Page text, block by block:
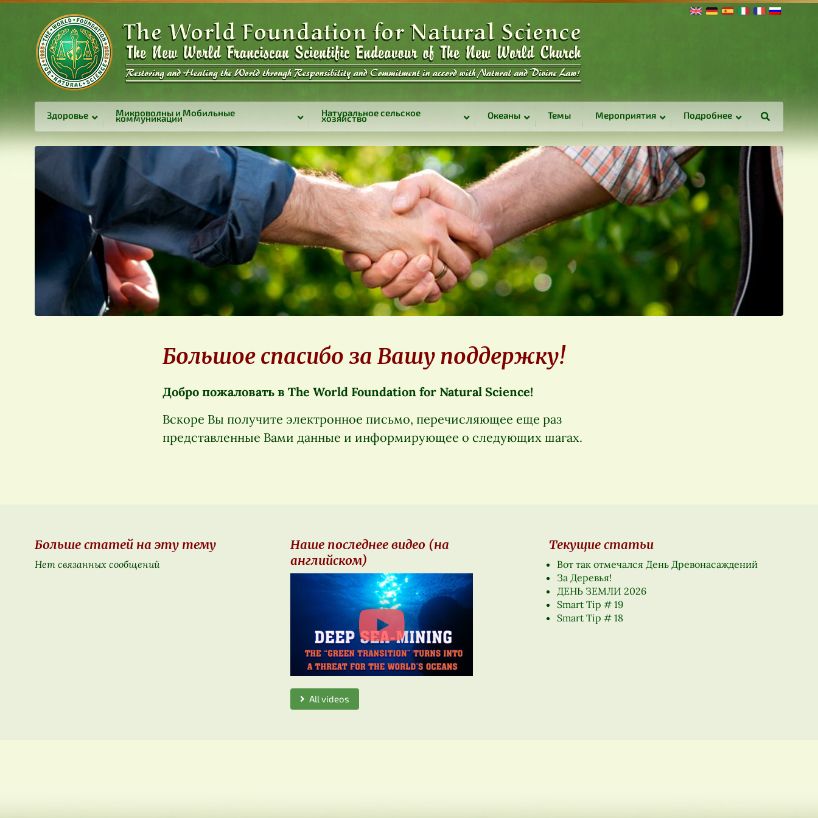
Здоровье Микроволны и Мобильные
коммуникации Натуральное сельское
хозяйство Океаны Темы Мероприятия Подробнее
Большое спасибо за Вашу поддержку!
Добро пожаловать в The World Foundation for Natural Science!
Вскоре Вы получите электронное письмо, перечисляющее еще раз
представленные Вами данные и информирующее о следующих шагах.
Больше статей на эту тему
Нет связанных сообщений
Наше последнее видео (на
английском)
All videos
Текущие статьи
Вот так отмечался День Древонасаждений
За Деревья!
ДЕНЬ ЗЕМЛИ 2026
Smart Tip # 19
Smart Tip # 18